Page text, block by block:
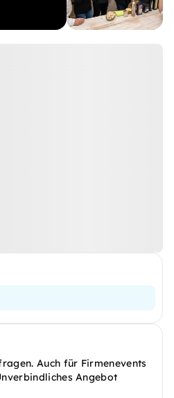
Auch für Firmenevents
Angebot